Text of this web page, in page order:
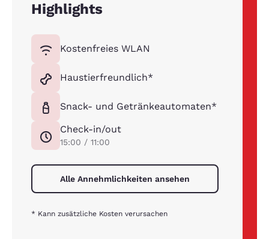
Highlights
Kostenfreies WLAN
Haustierfreundlich*
Snack- und Getränkeautomaten*
Check-in/out
15:00 / 11:00
Alle Annehmlichkeiten ansehen
* Kann zusätzliche Kosten verursachen